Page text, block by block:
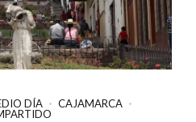
DÍA
CAJAMARCA